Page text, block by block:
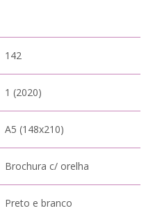
142
1 (2020)
A5 (148x210)
Brochura c/ orelha
Preto e branco